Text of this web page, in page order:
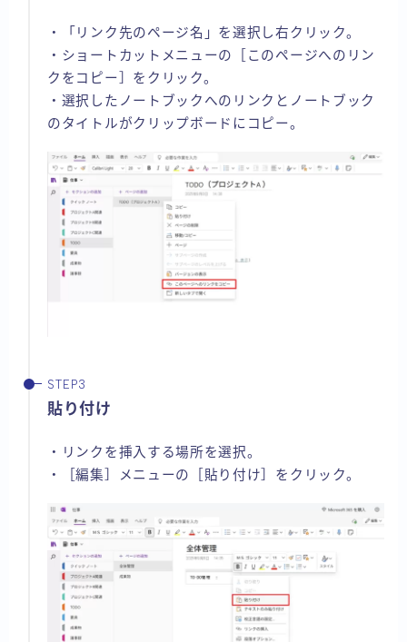
・「リンク先のページ名」を選択し右クリック。
・ショートカットメニューの［このページへのリン
クをコピー］をクリック。
・選択したノートブックへのリンクとノートブック
のタイトルがクリップボードにコピー。
貼り付け
・リンクを挿入する場所を選択。
・［編集］メニューの［貼り付け］をクリック。